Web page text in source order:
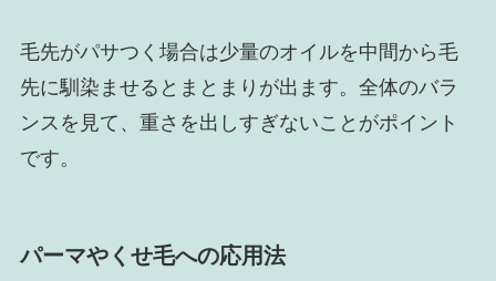
毛先がパサつく場合は少量のオイルを中間から毛
先に馴染ませるとまとまりが出ます。全体のバラ
ンスを見て、重さを出しすぎないことがポイント
です。
パーマやくせ毛への応用法